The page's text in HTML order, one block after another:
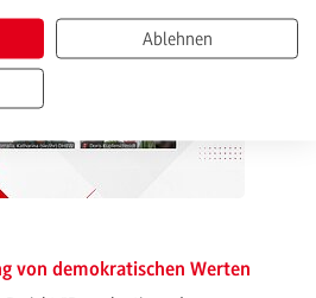
von demokratischen Werten
Ablehnen